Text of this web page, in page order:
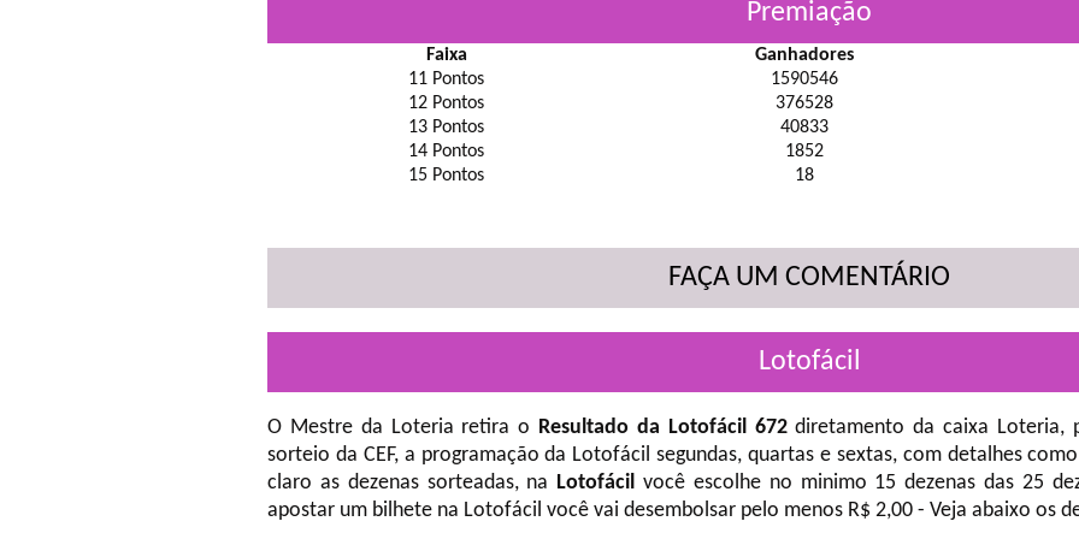
Premiação
Faixa
Ganhadores
11 Pontos
1590546
12 Pontos
376528
13 Pontos
40833
14 Pontos
1852
15 Pontos
18
FAÇA UM COMENTÁRIO
Lotofácil
O Mestre da Loteria retira o Resultado da Lotofácil 672diretamento da caixa Loteria,
sorteio da CEF, a programação da Lotofácil segundas, quartas e sextas, com detalhes
claro as dezenas sorteadas, na Lotofácil você escolhe no minimo 15 dezenas das 25
apostar um bilhete na Lotofácil você vai desembolsar pelo menos R$ 2,00 - Veja abaixo os